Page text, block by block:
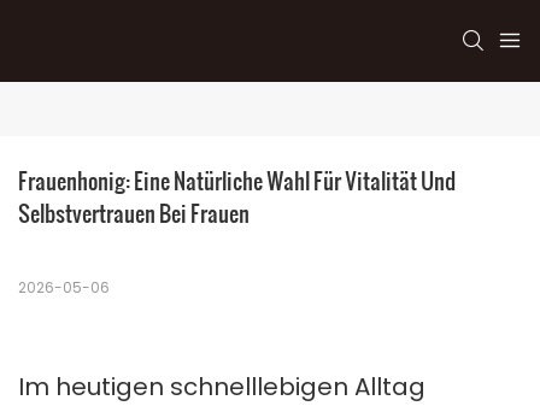
Frauenhonig: Eine Natürliche Wahl Für Vitalität Und
Selbstvertrauen Bei Frauen
2026-05-06
Im heutigen schnelllebigen Alltag